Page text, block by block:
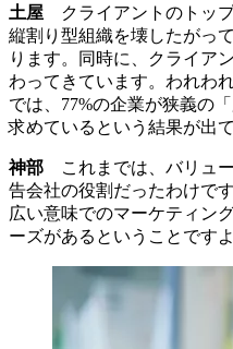
土屋 クライアントのトッ
縦割り型組織を壊したがっ
ります。同時に、クライア
わってきています。われわ
では、77%の企業が狭義の
求めているという結果が出て
神部 これまでは、バリュ
告会社の役割だったわけで
広い意味でのマーケティン
ーズがあるということですよ